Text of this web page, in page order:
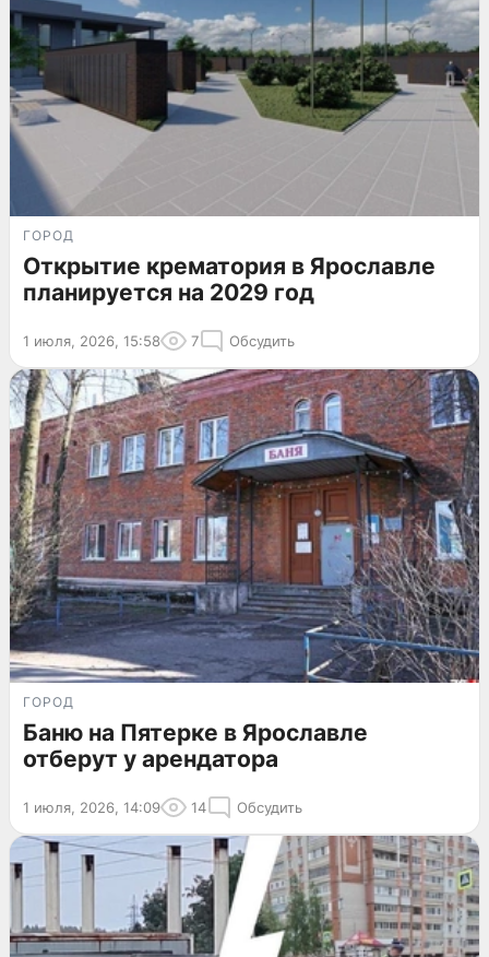
ГОРОД
Открытие крематория в Ярославле
планируется на 2029 год
1 июля, 2026, 15:58 7 Обсудить
ГОРОД
Баню на Пятерке в Ярославле
отберут у арендатора
1 июля, 2026, 14:09 14 Обсудить